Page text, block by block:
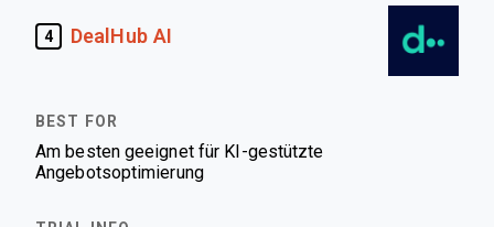
4 DealHub AI
Am besten geeignet für KI-gestützte
Angebotsoptimierung